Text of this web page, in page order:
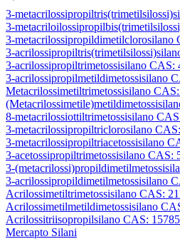
3-
3-
3-metacrilossipropildimetilclorosilano
3-
3-acrilossipropiltrimetossisilano CAS:
3-acrilossipropilmetildimetossisilano
Metacrilossimetiltrimetossisilano
8-metacrilossiottiltrimetossisilano
3-metacrilossipropiltriclorosilano
3-metacrilossipropiltriacetossisilano
3-acetossipropiltrimetossisilano CAS:
3-
3-acrilossipropildimetilmetossisilano
Acrilossimetiltrimetossisilano CAS:
Acrilossimetilmetildimetossisilano
Acrilossitriisopropilsilano CAS:
Mercapto Silani